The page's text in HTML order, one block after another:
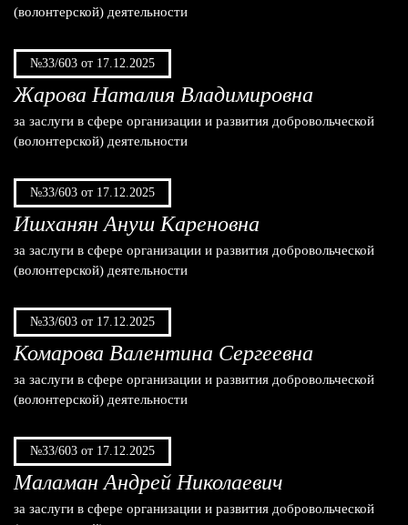
(волонтерской) деятельности
№33/603 от 17.12.2025
Жарова Наталия Владимировна
за заслуги в сфере организации и развития добровольческой
(волонтерской) деятельности
№33/603 от 17.12.2025
Ишханян Ануш Кареновна
за заслуги в сфере организации и развития добровольческой
(волонтерской) деятельности
№33/603 от 17.12.2025
Комарова Валентина Сергеевна
за заслуги в сфере организации и развития добровольческой
(волонтерской) деятельности
№33/603 от 17.12.2025
Маламан Андрей Николаевич
за заслуги в сфере организации и развития добровольческой